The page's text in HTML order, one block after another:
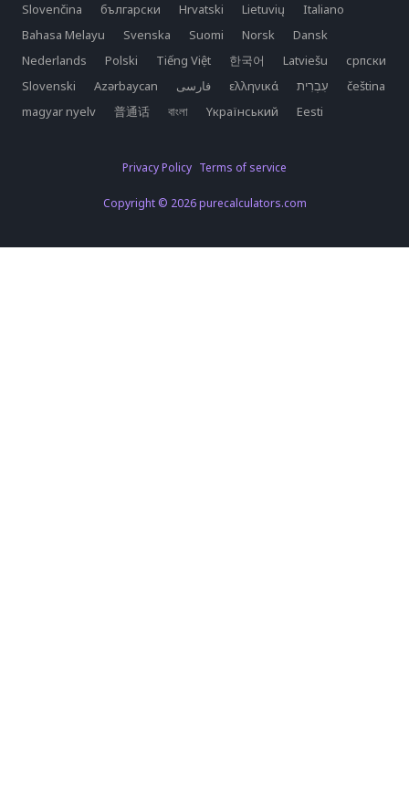
Slovenčina
български Hrvatski Lietuvių
Italiano
Bahasa Melayu
Svenska Suomi Norsk
Dansk
Nederlands
Polski Tiếng Việt 한국어 Latviešu
српски
Slovenski
Azərbaycan فارسی ελληνικά
čeština
magyar nyelv
普通话 বাংলা Yкраїнський Eesti
Privacy Policy Terms of service
Copyright © 2026 purecalculators.com